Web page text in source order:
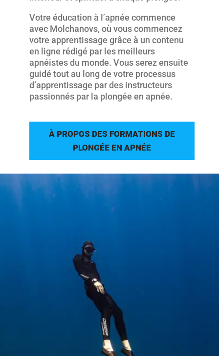
Votre éducation à l’apnée commence
avec Molchanovs, où vous commencez
votre apprentissage grâce à un contenu
en ligne rédigé par les meilleurs
apnéistes du monde. Vous serez ensuite
guidé tout au long de votre processus
d’apprentissage par des instructeurs
passionnés par la plongée en apnée.
À PROPOS DES FORMATIONS DE
PLONGÉE EN APNÉE